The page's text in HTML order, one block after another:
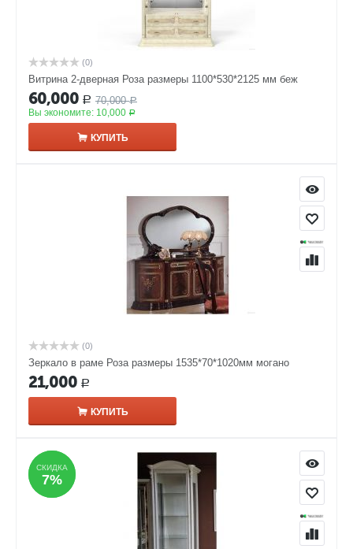
(0)
Витрина 2-дверная Роза размеры 1100*530*2125 мм беж
60,000 Р 70,000 Р
Вы экономите: 10,000 Р
КУПИТЬ
(0)
Зеркало в раме Роза размеры 1535*70*1020мм могано
21,000 Р
КУПИТЬ
СКИДКА
7%
СКИДКА
7%